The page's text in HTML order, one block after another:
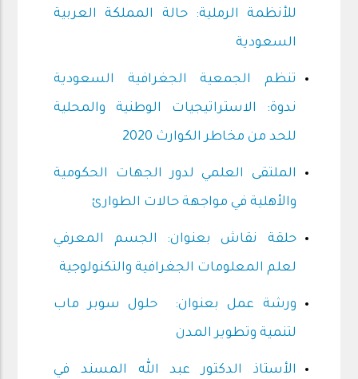
للأنظمة الرملية: حالة المملكة العربية
السعودية
تنظم الجمعية الجغرافية السعودية
ندوة: الاستراتيجيات الوطنية والمحلية
للحد من مخاطر الكوارث 2020
الملتقى العلمي لدور الجهات الحكومية
والأهلية في مواجهة حالات الطوارئ
حلقة نقاش بعنوان: الجسم المعرفي
لعلم المعلومات الجغرافية والتكنولوجية
ورشة عمل بعنوان: حلول سوبر ماب
لتنمية وتطوير المدن
الأستاذ الدكتور عبد الله المسند في